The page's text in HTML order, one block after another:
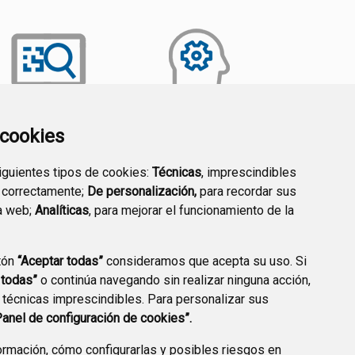
tipos de cookies: Técnicas, imprescindibles
De personalización, para recordar sus
web; Analíticas, para mejorar el funcionamiento de la
“Aceptar todas” consideramos que acepta su uso. Si
o continúa navegando sin realizar ninguna acción,
imprescindibles. Para personalizar sus
de configuración de cookies”.
cómo configurarlas y posibles riesgos en
TRANSPARENCIA